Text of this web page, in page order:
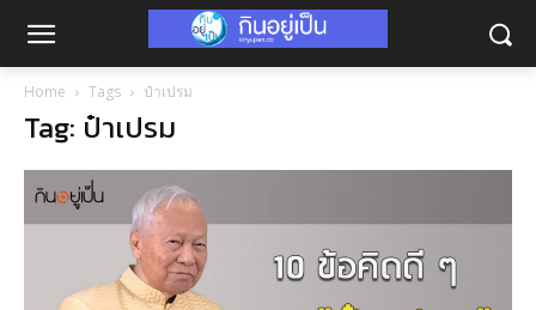
Home Tags ป๋าเปรม
Tag: ป๋าเปรม